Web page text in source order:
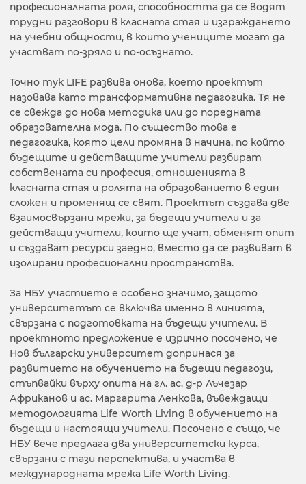
професионалната роля, способността да се водят
трудни разговори в класната стая и изграждането
на учебни общности, в които учениците могат да
участват по-зряло и по-осъзнато.
Точно тук LIFE развива онова, което проектът
назовава като трансформативна педагогика. Тя не
се свежда до нова методика или до поредната
образователна мода. По същество това е
педагогика, която цели промяна в начина, по който
бъдещите и действащите учители разбират
собствената си професия, отношенията в
класната стая и ролята на образованието в един
сложен и променящ се свят. Проектът създава две
взаимосвързани мрежи, за бъдещи учители и за
действащи учители, които ще учат, обменят опит
и създават ресурси заедно, вместо да се развиват в
изолирани професионални пространства.
За НБУ участието е особено значимо, защото
университетът се включва именно в линията,
свързана с подготовката на бъдещи учители. В
проектното предложение е изрично посочено, че
Нов български университет допринася за
развитието на обучението на бъдещи педагози,
стъпвайки върху опита на гл. ас. д-р Лъчезар
Африканов и ас. Маргарита Ленкова, въвеждащи
методологията Life Worth Living в обучението на
бъдещи и настоящи учители. Посочено е също, че
НБУ вече предлага два университетски курса,
свързани с тази перспектива, и участва в
международната мрежа Life Worth Living.